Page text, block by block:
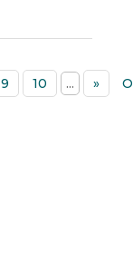
9 10 ... »